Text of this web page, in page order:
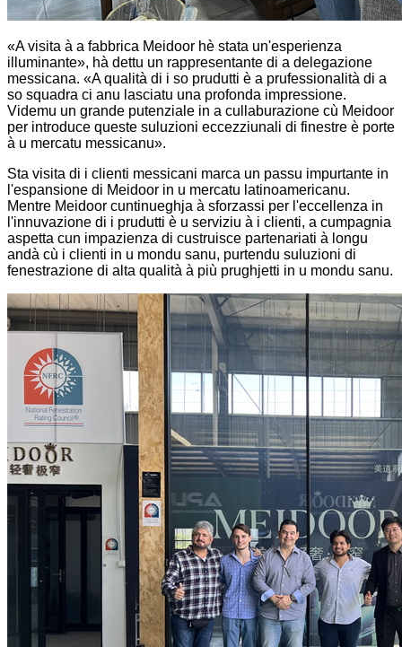
«A visita à a fabbrica Meidoor hè stata un'esperienza
illuminante», hà dettu un rappresentante di a delegazione
messicana. «A qualità di i so prudutti è a prufessionalità di a
so squadra ci anu lasciatu una profonda impressione.
Videmu un grande putenziale in a cullaburazione cù Meidoor
per introduce queste suluzioni eccezziunali di finestre è porte
à u mercatu messicanu».
Sta visita di i clienti messicani marca un passu impurtante in
l'espansione di Meidoor in u mercatu latinoamericanu.
Mentre Meidoor cuntinueghja à sforzassi per l'eccellenza in
l'innuvazione di i prudutti è u serviziu à i clienti, a cumpagnia
aspetta cun impazienza di custruisce partenariati à longu
andà cù i clienti in u mondu sanu, purtendu suluzioni di
fenestrazione di alta qualità à più prughjetti in u mondu sanu.